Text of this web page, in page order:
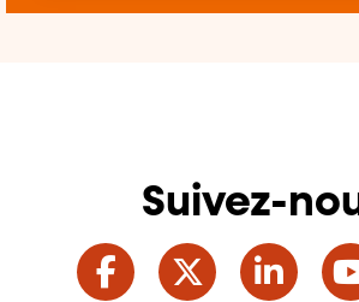
Suivez-
Facebook
Twitter